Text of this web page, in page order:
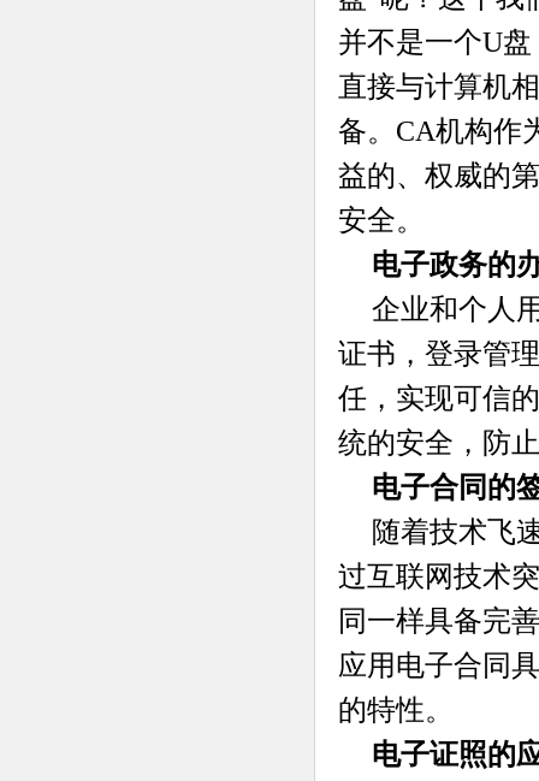
并不是一个U
直接与计算机
备。CA机构作
益的、权威的
安全。
电子政务的
企业和个人
证书，登录管
任，实现可信
统的安全，防
电子合同的
随着技术飞
过互联网技术
同一样具备完
应用电子合同
的特性。
电子证照的